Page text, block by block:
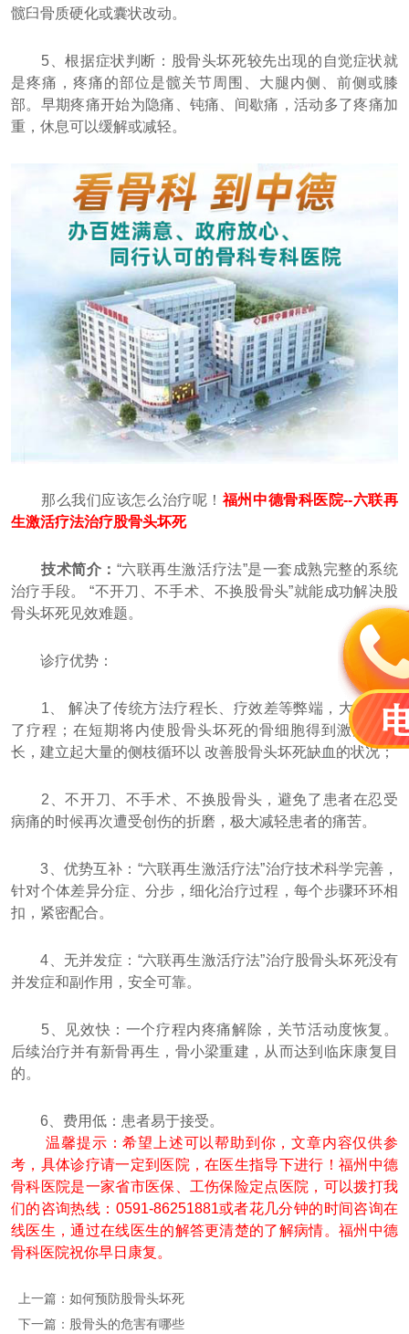
髋臼骨质硬化或囊状改动。
5、根据症状判断：股骨头坏死较先出现的自觉症状就
是疼痛，疼痛的部位是髋关节周围、大腿内侧、前侧或膝
部。早期疼痛开始为隐痛、钝痛、间歇痛，活动多了疼痛加
重，休息可以缓解或减轻。
那么我们应该怎么治疗呢！福州中德骨科医院--六联再
生激活疗法治疗股骨头坏死
技术简介： “六联再生激活疗法”是一套成熟完整的系统
治疗手段。 “不开刀、不手术、不换股骨头”就能成功解决股
骨头坏死见效难题。
诊疗优势：
1、 解决了传统方法疗程长、疗效差等弊端，大大缩短
了疗程；在短期将内使股骨头坏死的骨细胞得到激活和生
长，建立起大量的侧枝循环以 改善股骨头坏死缺血的状况；
2、不开刀、不手术、不换股骨头，避免了患者在忍受
病痛的时候再次遭受创伤的折磨，极大减轻患者的痛苦。
3、优势互补：“六联再生激活疗法”治疗技术科学完善，
针对个体差异分症、分步，细化治疗过程，每个步骤环环相
扣，紧密配合。
4、无并发症：“六联再生激活疗法”治疗股骨头坏死没有
并发症和副作用，安全可靠。
5、见效快：一个疗程内疼痛解除，关节活动度恢复。
后续治疗并有新骨再生，骨小梁重建，从而达到临床康复目
的。
6、费用低：患者易于接受。
温馨提示：希望上述可以帮助到你，文章内容仅供参
考，具体诊疗请一定到医院，在医生指导下进行！福州中德
骨科医院是一家省市医保、工伤保险定点医院，可以拨打我
们的咨询热线：0591-86251881或者花几分钟的时间咨询在
线医生，通过在线医生的解答更清楚的了解病情。福州中德
骨科医院祝你早日康复。
上一篇：如何预防股骨头坏死
下一篇： 股骨头的危害有哪些